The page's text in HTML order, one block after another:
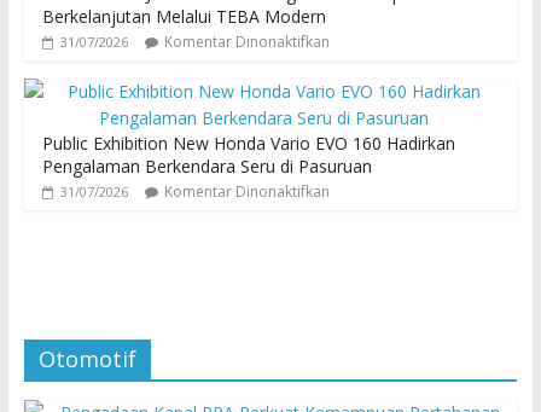
Berkelanjutan Melalui TEBA Modern
31/07/2026 Komentar Dinonaktifkan
Public Exhibition New Honda Vario EVO 160 Hadirkan
Pengalaman Berkendara Seru di Pasuruan
31/07/2026 Komentar Dinonaktifkan
Otomotif